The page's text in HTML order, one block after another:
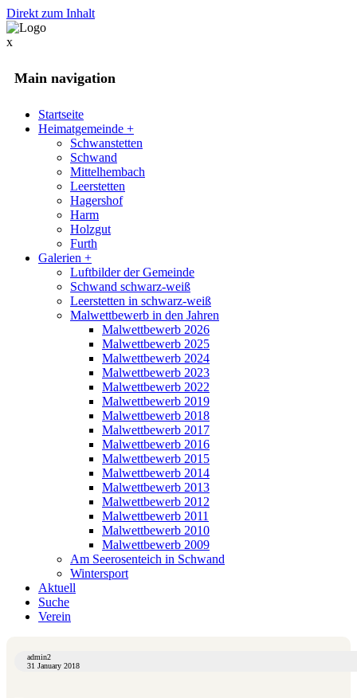
Direkt zum Inhalt
x
Main navigation
Startseite
Heimatgemeinde +
Schwanstetten
Schwand
Mittelhembach
Leerstetten
Hagershof
Harm
Holzgut
Furth
Galerien +
Luftbilder der Gemeinde
Schwand schwarz-weiß
Leerstetten in schwarz-weiß
Malwettbewerb in den Jahren
Malwettbewerb 2026
Malwettbewerb 2025
Malwettbewerb 2024
Malwettbewerb 2023
Malwettbewerb 2022
Malwettbewerb 2019
Malwettbewerb 2018
Malwettbewerb 2017
Malwettbewerb 2016
Malwettbewerb 2015
Malwettbewerb 2014
Malwettbewerb 2013
Malwettbewerb 2012
Malwettbewerb 2011
Malwettbewerb 2010
Malwettbewerb 2009
Am Seerosenteich in Schwand
Wintersport
Aktuell
Suche
Verein
admin2
31 January 2018